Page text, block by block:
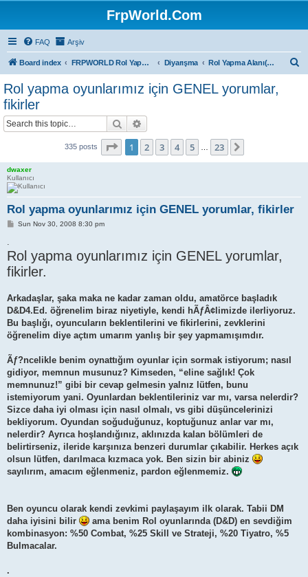
FrpWorld.Com
FAQ Arşiv
Board index FRPWORLD Rol Yapma Oyunları Diyarışma Rol Yapma Alanı(Diyar Ötesi)
Rol yapma oyunlarımız için GENEL yorumlar,
fikirler
Search
335 posts Page 1of 23
1 2 3 4 5 23
dwaxer
Kullanıcı
Rol yapma oyunlarımız için GENEL yorumlar, fikirler
PSun Nov 30, 2008 8:30 pm
.
Rol yapma oyunlarımız için GENEL yorumlar,
fikirler.
Arkadaşlar, şaka maka ne kadar zaman oldu, amatörce başladık
D&D4.Ed. öğrenelim biraz niyetiyle, kendi hÃƒÂ¢limizde ilerliyoruz.
Bu başlığı, oyuncuların beklentilerini ve fikirlerini, zevklerini
öğrenelim diye açtım umarım yanlış bir şey yapmamışımdır.
Ãƒ?ncelikle benim oynattığım oyunlar için sormak istiyorum; nasıl
gidiyor, memnun musunuz? Kimseden, “eline sağlık! Çok
memnunuz!” gibi bir cevap gelmesin yalnız lütfen, bunu
istemiyorum yani. Oyunlardan beklentileriniz var mı, varsa nelerdir?
Sizce daha iyi olması için nasıl olmalı, vs gibi düşüncelerinizi
bekliyorum. Oyundan soğuduğunuz, koptuğunuz anlar var mı,
nelerdir? Ayrıca hoşlandığınız, aklınızda kalan bölümleri de
belirtirseniz, ileride karşınıza benzeri durumlar çıkabilir. Herkes açık
olsun lütfen, darılmaca kızmaca yok. Ben sizin bir abiniz
sayılırım, amacım eğlenmeniz, pardon eğlenmemiz.
Ben oyuncu olarak kendi zevkimi paylaşayım ilk olarak. Tabii DM
daha iyisini bilir
ama benim Rol oyunlarında (D&D) en sevdiğim
kombinasyon: %50 Combat, %25 Skill ve Strateji, %20 Tiyatro, %5
Bulmacalar.
.